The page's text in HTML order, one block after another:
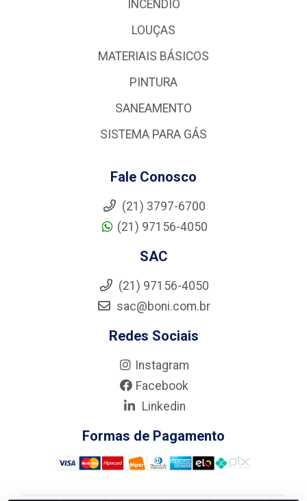
INCÊNDIO
LOUÇAS
MATERIAIS BÁSICOS
PINTURA
SANEAMENTO
SISTEMA PARA GÁS
Fale Conosco
(21) 3797-6700
(21) 97156-4050
SAC
(21) 97156-4050
sac@boni.com.br
Redes Sociais
Instagram
Facebook
Linkedin
Formas de Pagamento